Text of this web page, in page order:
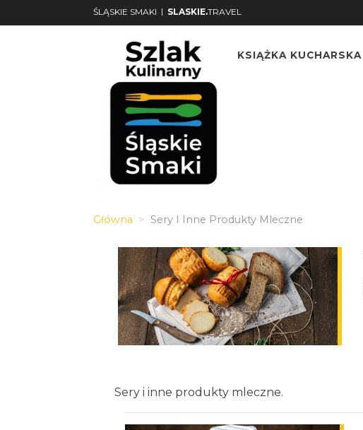
ŚLĄSKIE SMAKI | SLASKIE.TRAVEL
KSIĄŻKA KUCHARSKA
Główna Sery I Inne Produkty Mleczne
Sery i inne produkty mleczne.